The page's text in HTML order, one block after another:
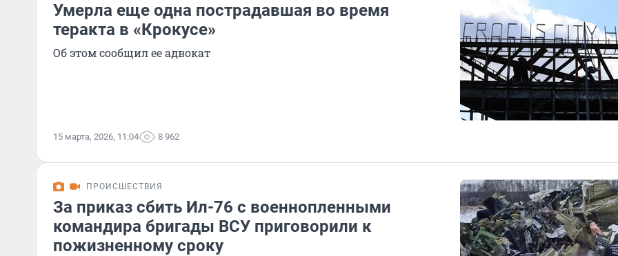
Умерла еще одна пострадавшая во время
теракта в «Крокусе»
Об этом сообщил ее адвокат
15 марта, 2026, 11:04 8 962
ПРОИСШЕСТВИЯ
За приказ сбить Ил-76 с военнопленными
командира бригады ВСУ приговорили к
пожизненному сроку